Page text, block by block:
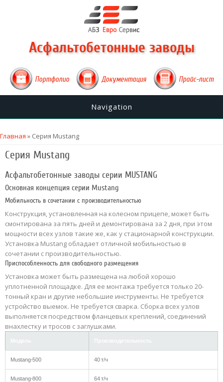
Асфальтобетонные заводы
Портфолио Документация Прайс-лист
Navigation
Вы здесь
Главная » Серия Mustang
Серия Mustang
Асфальтобетонные заводы серии MUSTANG
Основная концепция серии Mustang
Мобильность в сочетании с производительностью
Конструкция, установленная на колесном прицепе, может быть
смонтирована за пять дней и демонтирована за 2 дня, при этом
мощности всех узлов такие же, как у стационарной конструкции.
Установка Mustang обладает отличной мобильностью в
сочетании с производительностью.
Приспособленность для свободного размещения
Установка может быть размещена на любой хорошо
уплотненной площадке. Для ее монтажа требуется только 20-
тонный кран и другие небольшие инструменты. Не требуется
устройство выемок. Не требуется сварка. Сборка всех узлов
выполняется посредством фланцевых креплений, соединений
внахлестку и тросов с заглушками.
Mustang-500 40 т/ч
Mustang-800 64 т/ч